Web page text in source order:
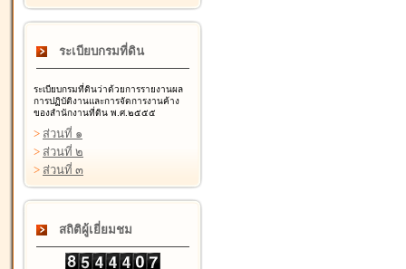
ระเบียบกรมที่ดิน
ระเบียบกรมที่ดินว่าด้วยการรายงานผล
การปฏิบัติงานและการจัดการงานค้าง
ของสำนักงานที่ดิน พ.ศ.๒๕๕๕
> ส่วนที่ ๑
> ส่วนที่ ๒
> ส่วนที่ ๓
สถิติผู้เยี่ยมชม